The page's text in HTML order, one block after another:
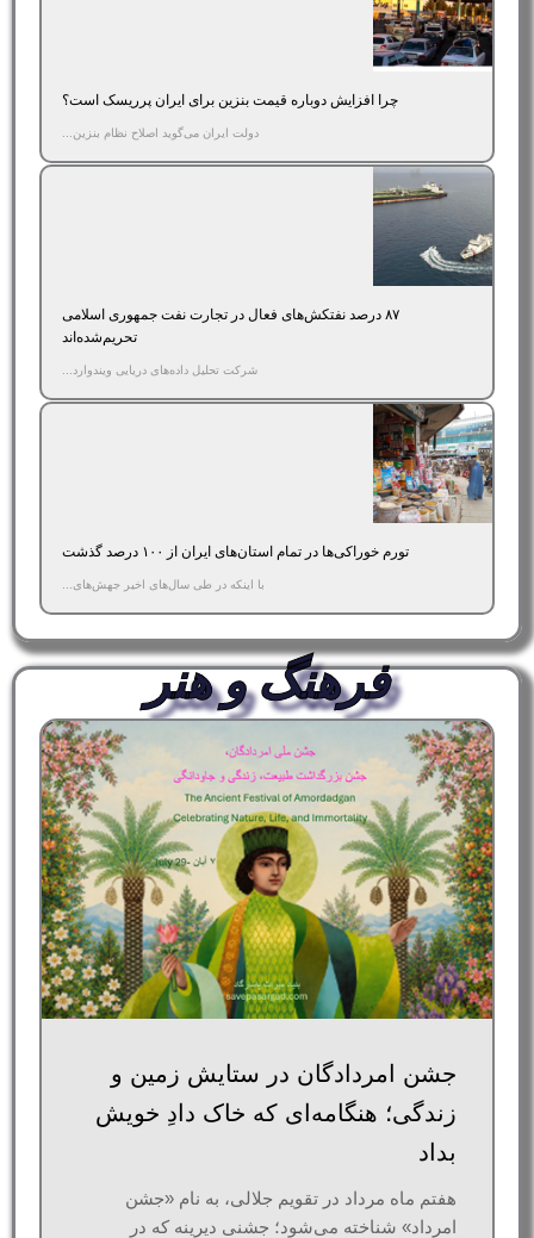
چرا افزایش دوباره قیمت بنزین برای ایران پرریسک است؟
دولت ایران می‌گوید اصلاح نظام بنزین...
۸۷ درصد نفتکش‌های فعال در تجارت نفت جمهوری اسلامی
تحریم‌شده‌اند
شرکت تحلیل داده‌های دریایی ویندوارد...
تورم خوراکی‌ها در تمام استان‌های ایران از ۱۰۰ درصد گذشت
با اینکه در طی سال‌های اخیر جهش‌های...
فرهنگ و هنر
جشن امردادگان در ستایش زمین و
زندگی؛ هنگامه‌ای که خاک دادِ خویش
بداد
هفتم ماه مرداد در تقویم جلالی، به نام «جشن
امرداد» شناخته می‌شود؛ جشنی دیرینه که در